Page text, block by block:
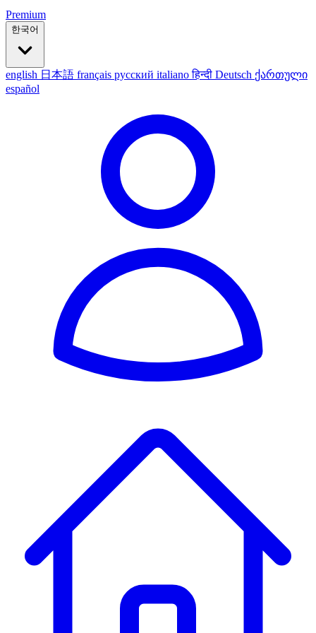
Premium
한국어
english 日本語 français русский italianoहिन्दी Deutsch ქართული
español